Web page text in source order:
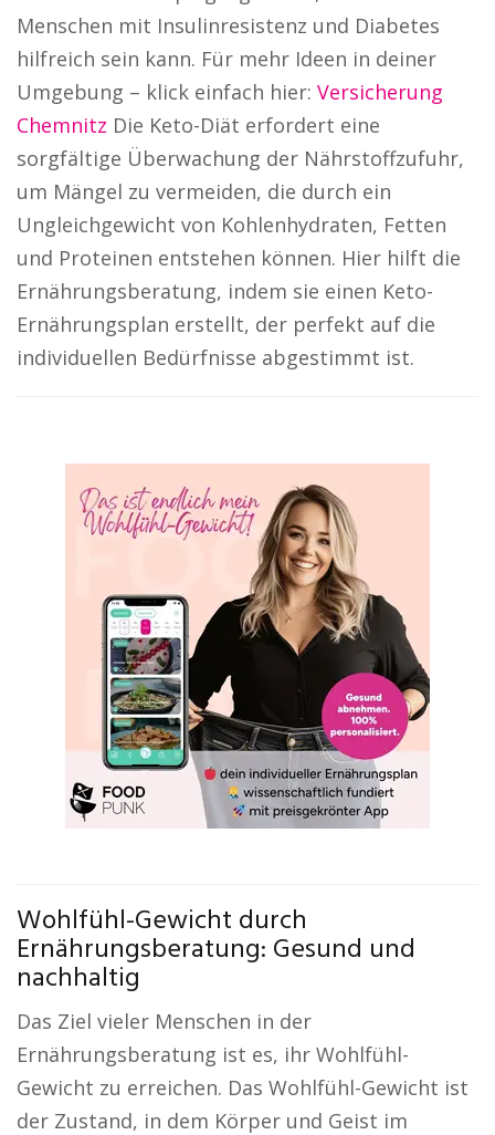
Menschen mit Insulinresistenz und Diabetes
hilfreich sein kann. Für mehr Ideen in deiner
Umgebung – klick einfach hier: Versicherung
Chemnitz Die Keto-Diät erfordert eine
sorgfältige Überwachung der Nährstoffzufuhr,
um Mängel zu vermeiden, die durch ein
Ungleichgewicht von Kohlenhydraten, Fetten
und Proteinen entstehen können. Hier hilft die
Ernährungsberatung, indem sie einen Keto-
Ernährungsplan erstellt, der perfekt auf die
individuellen Bedürfnisse abgestimmt ist.
Wohlfühl-Gewicht durch
Ernährungsberatung: Gesund und
nachhaltig
Das Ziel vieler Menschen in der
Ernährungsberatung ist es, ihr Wohlfühl-
Gewicht zu erreichen. Das Wohlfühl-Gewicht ist
der Zustand, in dem Körper und Geist im